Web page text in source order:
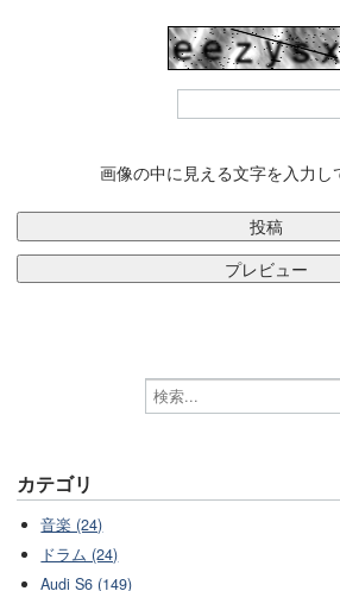
画像の中に見える文字を入力し
カテゴリ
音楽 (24)
ドラム (24)
Audi S6 (149)